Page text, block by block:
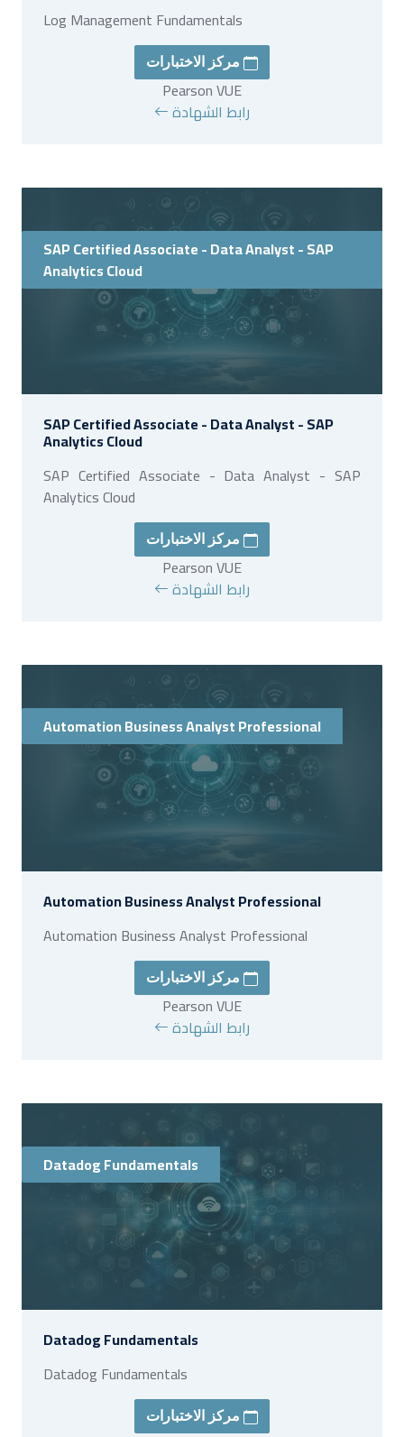
Log Management Fundamentals
مركز الاختبارات
Pearson VUE
رابط الشهادة
SAP Certified Associate - Data Analyst - SAP
Analytics Cloud
SAP Certified Associate - Data Analyst - SAP
Analytics Cloud
SAP Certified Associate - Data Analyst - SAP
Analytics Cloud
مركز الاختبارات
Pearson VUE
رابط الشهادة
Automation Business Analyst Professional
Automation Business Analyst Professional
Automation Business Analyst Professional
مركز الاختبارات
Pearson VUE
رابط الشهادة
Datadog Fundamentals
Datadog Fundamentals
Datadog Fundamentals
مركز الاختبارات